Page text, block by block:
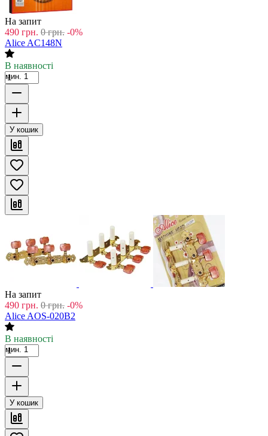
На запит
490 грн. 0 грн. -0%
Alice AC148N
В наявності
мин. 1
У кошик
На запит
490 грн. 0 грн. -0%
Alice AOS-020B2
В наявності
мин. 1
У кошик